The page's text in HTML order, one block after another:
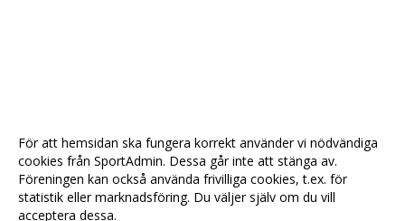
För att hemsidan ska fungera korrekt använder vi nödvändiga
cookies från SportAdmin. Dessa går inte att stänga av.
Föreningen kan också använda frivilliga cookies, t.ex. för
statistik eller marknadsföring. Du väljer själv om du vill
acceptera dessa.